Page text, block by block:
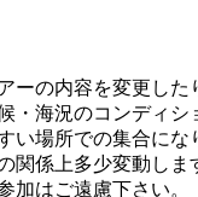
ーの内容を変更し
・海況のコンディ
い場所での集合にな
関係上多少変動しま
加はご遠慮下さい。